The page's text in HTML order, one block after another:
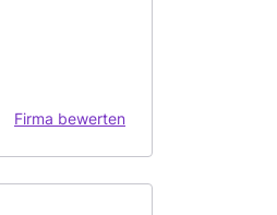
Firma bewerten